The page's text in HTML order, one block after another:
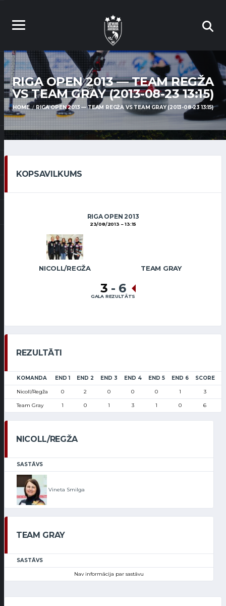
RIGA OPEN 2013 — TEAM REGŽA
VS TEAM GRAY (2013-08-23 13:15)
HOME RIGA OPEN 2013 — TEAM REGŽA VS TEAM GRAY (2013-08-23 13:15)
KOPSAVILKUMS
RIGA OPEN 2013
23/08/2013 13:15
NICOLL/REGŽA TEAM GRAY
3 - 6
GALA REZULTĀTS
REZULTĀTI
KOMANDA END 1 END 2 END 3 END 4 END 5 END 6 SCORE
Nicoll/Regža 0 2 0 0 0 1 3
Team Gray 1 0 1 3 1 0 6
NICOLL/REGŽA
SASTĀVS
Vineta Smilga
TEAM GRAY
SASTĀVS
Nav informācija par sastāvu